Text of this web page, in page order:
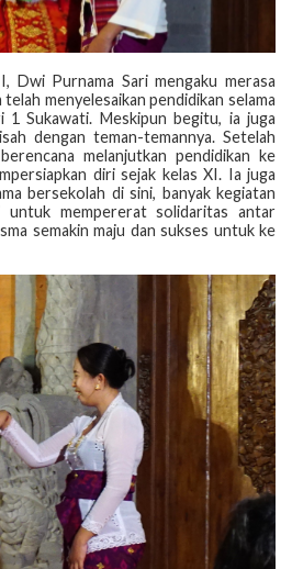
Dwi Purnama Sari mengaku merasa
menyelesaikan pendidikan selama
Sukawati. Meskipun begitu, ia juga
dengan teman-temannya. Setelah
melanjutkan pendidikan ke
diri sejak kelas XI. Ia juga
bersekolah di sini, banyak kegiatan
mempererat solidaritas antar
semakin maju dan sukses untuk ke